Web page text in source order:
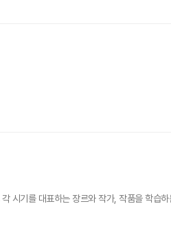
시기를 대표하는 장르와 작가, 작품을 학습